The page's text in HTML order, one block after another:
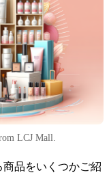
LCJ Mall.
品をいくつかご紹